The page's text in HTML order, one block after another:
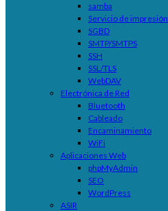
samba
Servicio de impresión
SGBD
SMTP/SMTPS
SSH
SSL/TLS
WebDAV
Electrónica de Red
Bluetooth
Cableado
Encaminamiento
WiFi
Aplicaciones Web
phpMyAdmin
SEO
WordPress
ASIR